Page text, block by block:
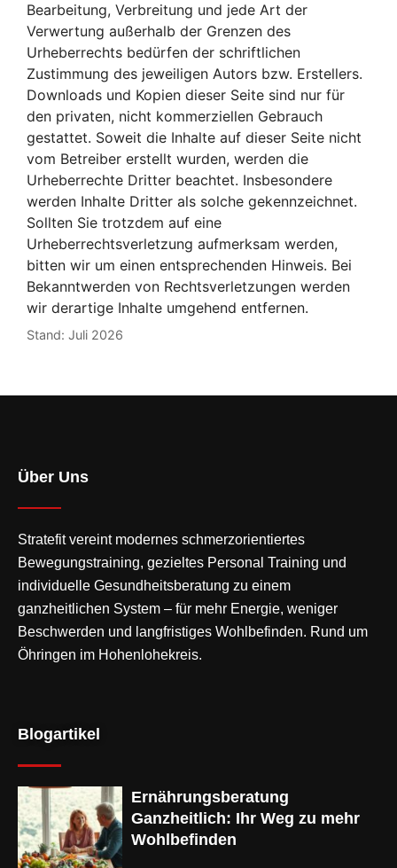
Bearbeitung, Verbreitung und jede Art der
Verwertung außerhalb der Grenzen des
Urheberrechts bedürfen der schriftlichen
Zustimmung des jeweiligen Autors bzw. Erstellers.
Downloads und Kopien dieser Seite sind nur für
den privaten, nicht kommerziellen Gebrauch
gestattet. Soweit die Inhalte auf dieser Seite nicht
vom Betreiber erstellt wurden, werden die
Urheberrechte Dritter beachtet. Insbesondere
werden Inhalte Dritter als solche gekennzeichnet.
Sollten Sie trotzdem auf eine
Urheberrechtsverletzung aufmerksam werden,
bitten wir um einen entsprechenden Hinweis. Bei
Bekanntwerden von Rechtsverletzungen werden
wir derartige Inhalte umgehend entfernen.
Stand: Juli 2026
Über Uns
Stratefit vereint modernes schmerzorientiertes
Bewegungstraining, gezieltes Personal Training und
individuelle Gesundheitsberatung zu einem
ganzheitlichen System – für mehr Energie, weniger
Beschwerden und langfristiges Wohlbefinden. Rund um
Öhringen im Hohenlohekreis.
Blogartikel
Ernährungsberatung
Ganzheitlich: Ihr Weg zu mehr
Wohlbefinden